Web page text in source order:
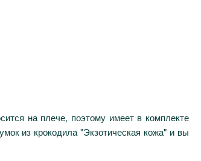
на плече, поэтому имеет в комплекте
из крокодила "Экзотическая кожа" и вы